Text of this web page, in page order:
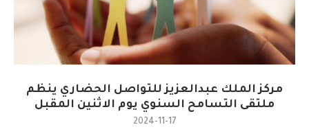
مركز الملك عبدالعزيز للتواصل الحضاري ينظم
ملتقى التسامح السنوي يوم الاثنين المقبل
2024-11-17